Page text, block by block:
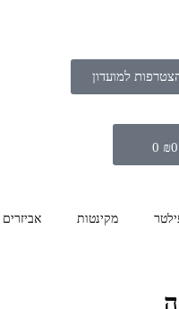
למועדון
₪
0
מקינטות אביזרים